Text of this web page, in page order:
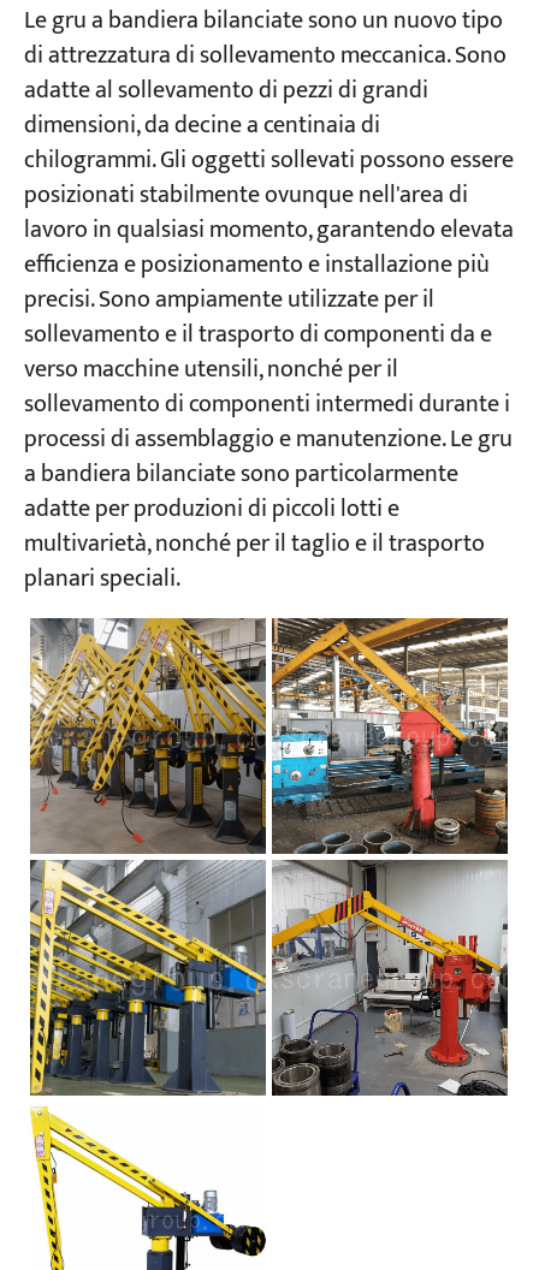
Progetti
Blog
Notizie
Applicazioni
Chi siamo
Contattaci
Le gru a bandiera bilanciate sono un nuovo tipo
di attrezzatura di sollevamento meccanica. Sono
adatte al sollevamento di pezzi di grandi
dimensioni, da decine a centinaia di
chilogrammi. Gli oggetti sollevati possono essere
posizionati stabilmente ovunque nell'area di
lavoro in qualsiasi momento, garantendo elevata
efficienza e posizionamento e installazione più
precisi. Sono ampiamente utilizzate per il
sollevamento e il trasporto di componenti da e
verso macchine utensili, nonché per il
sollevamento di componenti intermedi durante i
processi di assemblaggio e manutenzione. Le gru
a bandiera bilanciate sono particolarmente
adatte per produzioni di piccoli lotti e
multivarietà, nonché per il taglio e il trasporto
planari speciali.